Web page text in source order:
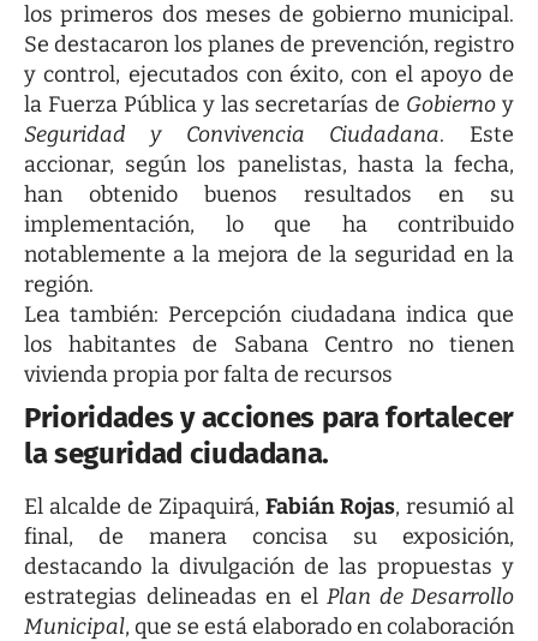
los primeros dos meses de gobierno municipal.
Se destacaron los planes de prevención, registro
y control, ejecutados con éxito, con el apoyo de
la Fuerza Pública y las secretarías de Gobierno y
Seguridad y Convivencia Ciudadana. Este
accionar, según los panelistas, hasta la fecha,
han obtenido buenos resultados en su
implementación, lo que ha contribuido
notablemente a la mejora de la seguridad en la
región.
Lea también: Percepción ciudadana indica que
los habitantes de Sabana Centro no tienen
vivienda propia por falta de recursos
Prioridades y acciones para fortalecer
la seguridad ciudadana.
El alcalde de Zipaquirá, Fabián Rojas, resumió al
final, de manera concisa su exposición,
destacando la divulgación de las propuestas y
estrategias delineadas en el Plan de Desarrollo
Municipal, que se está elaborado en colaboración